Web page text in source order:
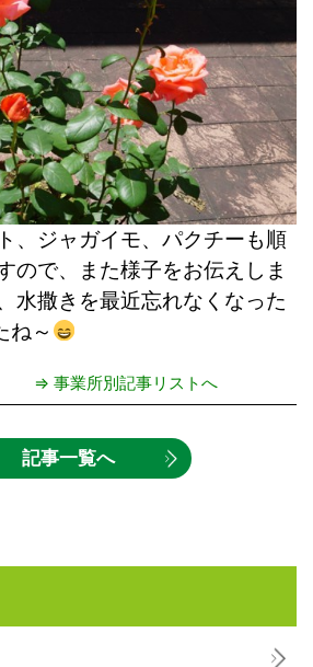
、ジャガイモ、パクチーも順
ので、また様子をお伝えしま
撒きを最近忘れなくなった
～
⇒ 事業所別記事リストへ
記事一覧へ